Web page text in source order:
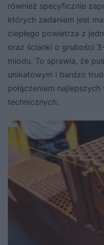
również specyficznie
których zadaniem jest
ciepłego powietrza z
oraz ścianki o grubości
miodu. To sprawia, że
unikatowym i bardzo
połączeniem
technicznych.